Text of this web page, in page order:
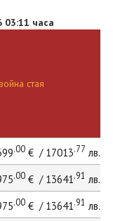
03:11 часа
стая
.00€ / 17013.77 лв.
.00€ / 13641.91 лв.
.00€ / 13641.91 лв.